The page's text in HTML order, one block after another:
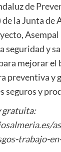
de
la Junta de
Asempal
seguridad y
mejorar el
preventiva y
seguros y
gratuita:
trabajo-